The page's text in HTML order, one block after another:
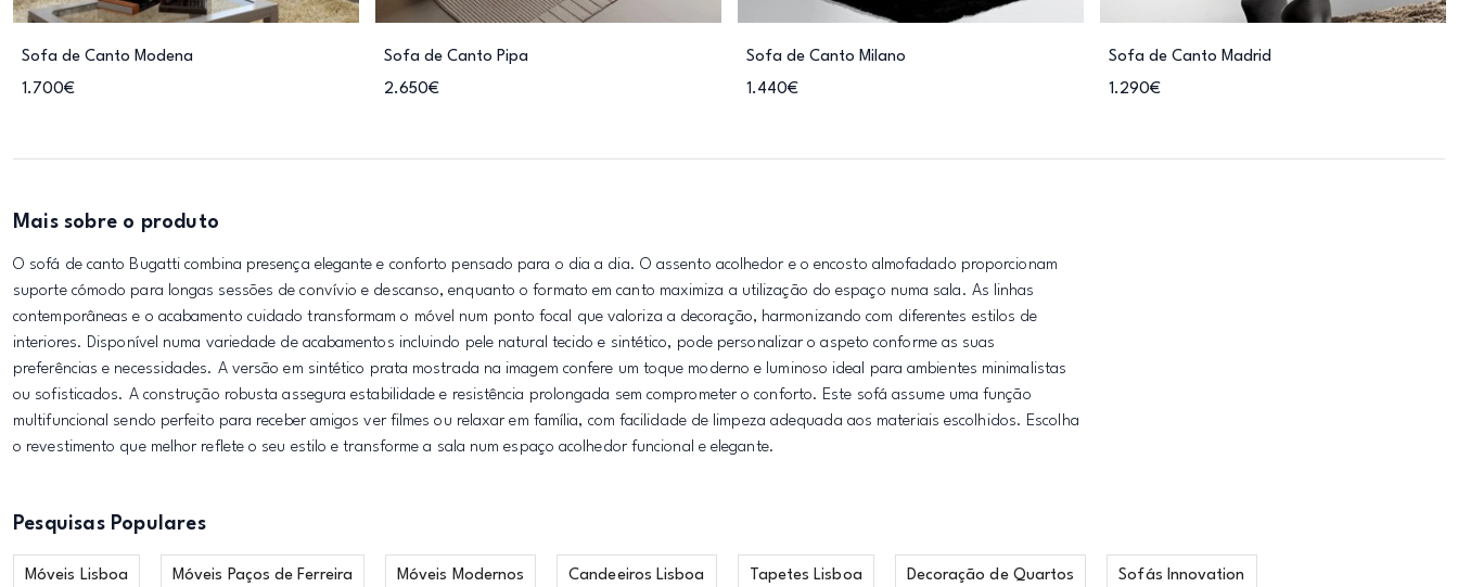
Sofa de Canto Modena
1.700€
Sofa de Canto Pipa
2.650€
Sofa de Canto Milano
1.440€
Sofa de Canto Madrid
1.290€
Mais sobre o produto
O sofá de canto Bugatti combina presença elegante e conforto pensado para o dia a dia. O assento acolhedor e o encosto almofadado proporcionam
suporte cómodo para longas sessões de convívio e descanso, enquanto o formato em canto maximiza a utilização do espaço numa sala. As linhas
contemporâneas e o acabamento cuidado transformam o móvel num ponto focal que valoriza a decoração, harmonizando com diferentes estilos de
interiores. Disponível numa variedade de acabamentos incluindo pele natural tecido e sintético, pode personalizar o aspeto conforme as suas
preferências e necessidades. A versão em sintético prata mostrada na imagem confere um toque moderno e luminoso ideal para ambientes minimalistas
ou sofisticados. A construção robusta assegura estabilidade e resistência prolongada sem comprometer o conforto. Este sofá assume uma função
multifuncional sendo perfeito para receber amigos ver filmes ou relaxar em família, com facilidade de limpeza adequada aos materiais escolhidos. Escolha
o revestimento que melhor reflete o seu estilo e transforme a sala num espaço acolhedor funcional e elegante.
Pesquisas Populares
Móveis Lisboa Móveis Paços de Ferreira Móveis Modernos Candeeiros Lisboa Tapetes Lisboa Decoração de Quartos Sofás Innovation